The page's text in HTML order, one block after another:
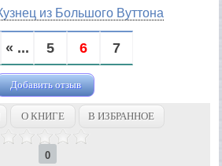
из Большого Вуттона
« ... 5 6 7
Добавить отзыв
О КНИГЕ В ИЗБРАННОЕ
0